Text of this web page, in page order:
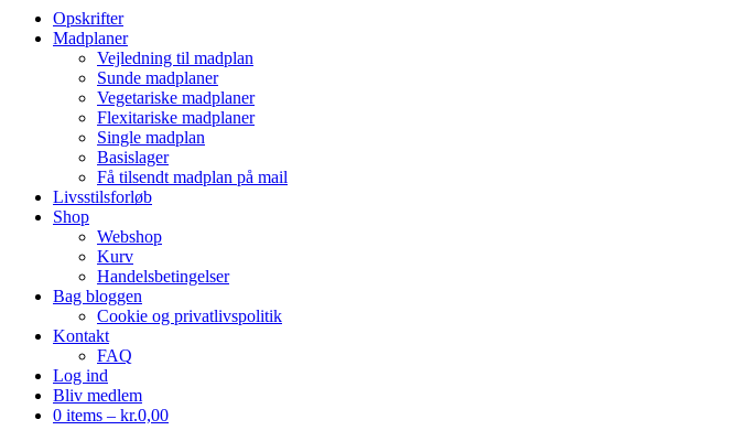
Opskrifter
Madplaner
Vejledning til madplan
Sunde madplaner
Vegetariske madplaner
Flexitariske madplaner
Single madplan
Basislager
Få tilsendt madplan på mail
Livsstilsforløb
Shop
Webshop
Kurv
Handelsbetingelser
Bag bloggen
Cookie og privatlivspolitik
Kontakt
FAQ
Log ind
Bliv medlem
0 items – kr.0,00